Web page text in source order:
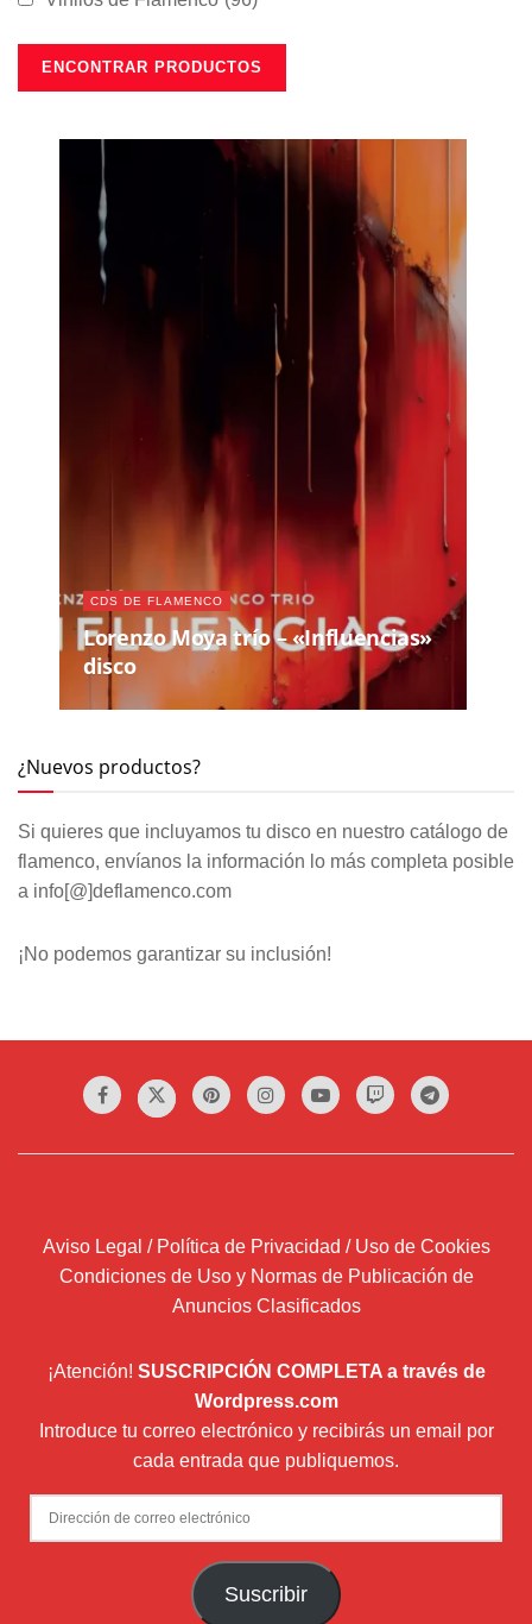
CDS DE FLAMENCO
Lorenzo Moya trío – «Influencias»
disco
¿Nuevos productos?
Si quieres que incluyamos tu disco en nuestro catálogo de
flamenco, envíanos la información lo más completa posible
a info[@]deflamenco.com
¡No podemos garantizar su inclusión!
Aviso Legal / Política de Privacidad / Uso de Cookies
Condiciones de Uso y Normas de Publicación de
Anuncios Clasificados
¡Atención! SUSCRIPCIÓN COMPLETA a través de
Wordpress.com
Introduce tu correo electrónico y recibirás un email por
cada entrada que publiquemos.
Dirección
de
Suscribir